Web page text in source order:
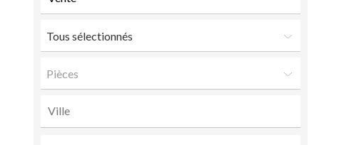
Tous sélectionnés
Pièces